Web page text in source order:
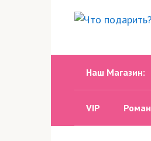
Наш Магазин:
VIP